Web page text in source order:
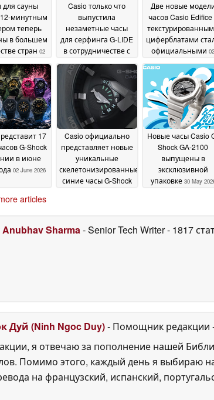
для сауны
минутным
теперь
в большем
стран 02
2026
Casio только что
выпустила
незаметные часы
для серфинга G-LIDE
в сотрудничестве с
Surfrider Foundation02
June 2026
Две новые
часов Casio Edifice
циферблатами
официальными 02
June 2026
17
G-Shock
в июне
02 June 2026
Casio официально
представляет новые
уникальные
скелетонизированные
синие часы G-Shock
Новые часы Casio
Shock GA-2100
выпущены в
эксклюзивной
упаковке 30 May
articles
Anubhav Sharma- Senior Tech Writer- 1817
Дуй (Ninh Ngoc Duy)- Помощник редакции
я отвечаю за пополнение нашей
Помимо этого, каждый день я выбираю
на французский, испанский,